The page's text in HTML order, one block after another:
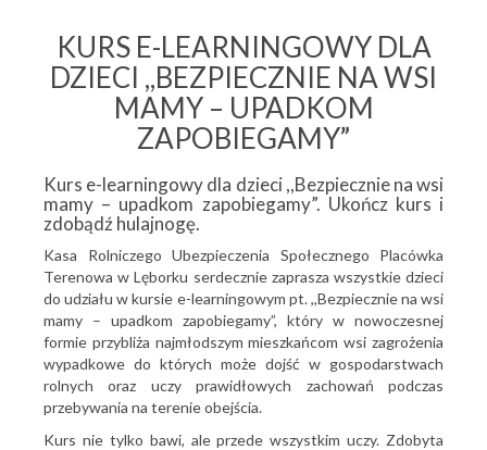
KURS E-LEARNINGOWY DLA
DZIECI ,,BEZPIECZNIE NA WSI
MAMY – UPADKOM
ZAPOBIEGAMY”
Kurs e-learningowy dla dzieci ,,Bezpiecznie na wsi
mamy – upadkom zapobiegamy”. Ukończ kurs i
zdobądź hulajnogę.
Kasa Rolniczego Ubezpieczenia Społecznego Placówka
Terenowa w Lęborku serdecznie zaprasza wszystkie dzieci
do udziału w kursie e-learningowym pt. ,,Bezpiecznie na wsi
mamy – upadkom zapobiegamy”, który w nowoczesnej
formie przybliża najmłodszym mieszkańcom wsi zagrożenia
wypadkowe do których może dojść w gospodarstwach
rolnych oraz uczy prawidłowych zachowań podczas
przebywania na terenie obejścia.
Kurs nie tylko bawi, ale przede wszystkim uczy. Zdobyta